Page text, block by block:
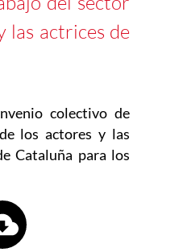
las actrices de
colectivo de
los actores y las
Cataluña para los